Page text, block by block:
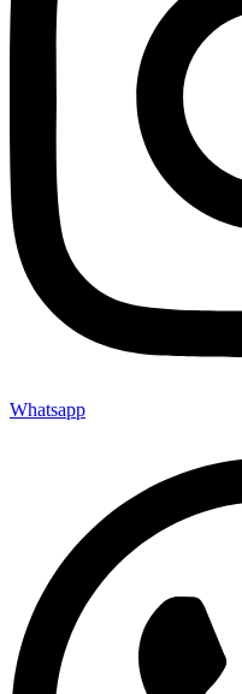
Whatsapp